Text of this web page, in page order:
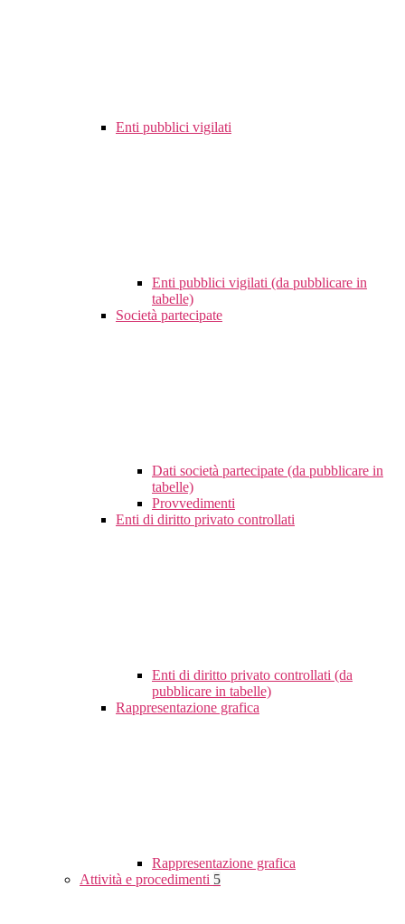
Enti pubblici vigilati
Enti pubblici vigilati (da pubblicare in
tabelle)
Società partecipate
Dati società partecipate (da pubblicare in
tabelle)
Provvedimenti
Enti di diritto privato controllati
Enti di diritto privato controllati (da
pubblicare in tabelle)
Rappresentazione grafica
Rappresentazione grafica
Attività e procedimenti 5